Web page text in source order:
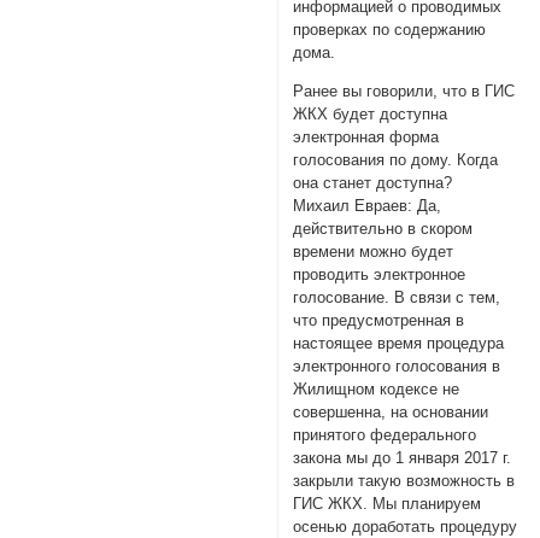
информацией о проводимых
проверках по содержанию
дома.
Ранее вы говорили, что в ГИС
ЖКХ будет доступна
электронная форма
голосования по дому. Когда
она станет доступна?
Михаил Евраев: Да,
действительно в скором
времени можно будет
проводить электронное
голосование. В связи с тем,
что предусмотренная в
настоящее время процедура
электронного голосования в
Жилищном кодексе не
совершенна, на основании
принятого федерального
закона мы до 1 января 2017 г.
закрыли такую возможность в
ГИС ЖКХ. Мы планируем
осенью доработать процедуру